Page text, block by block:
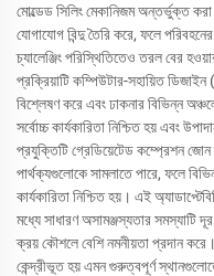
মোল্ডেড সিলিং মেকানিজম অন্তর্ভুক্ত
যোগাযোগ বিন্দু তৈরি করে, ফলে
চ্যালেঞ্জিং পরিস্থিতিতেও তরল বের
প্রক্রিয়াটি কম্পিউটার-সহায়িত ডিজাইন
বিশ্লেষণ করে এবং ঢাকনার বিভিন্ন
সর্বোচ্চ কার্যকারিতা নিশ্চিত হয় এবং
প্রযুক্তিটি গ্রেডিয়েটেড কম্প্রেশন জোন
পার্থক্যগুলোকে সামলাতে পারে, ফলে
কার্যকারিতা নিশ্চিত হয়। এই
মধ্যে সাধারণ অসামঞ্জস্যতার সমস্যাটি
ক্রয় কৌশলে বেশি নমনীয়তা প্রদান
কেন্দ্রীভূত হয় এমন গুরুত্বপূর্ণ